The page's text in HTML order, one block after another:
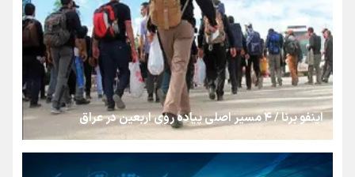
«هورامان»؛ میراثی که جهان را شیفته کرد
شکستگیِ بزرگ؛ روایتِ یک استخوان، یک نسل، یک توهم!
رسانه ملی و حق مردم برای شنیدن صدای رئیس‌جمهوری
اینفو برنا / ۴ مسیر اصلی پیاده روی اربعین در عراق